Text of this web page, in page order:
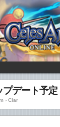
デート予定
› Clar